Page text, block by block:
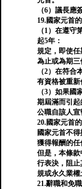
（6）議長應
19.國家元首
（1）在遵守
起5年：
規定，即使
為止或為期三
（2）在符
有資格被重新
（3）如果
期屆滿而引
公職自該人宣
20.國家元首
國家元首不
獲得報酬的任
但是，本條
行表決，阻
規或永久業權
21.辭職和免職